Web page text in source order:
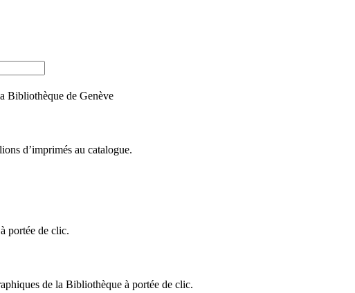
Bibliothèque de Genève
d’imprimés au catalogue.
portée de clic.
de la Bibliothèque à portée de clic.